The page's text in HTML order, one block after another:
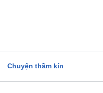
Chuyện thầm kín